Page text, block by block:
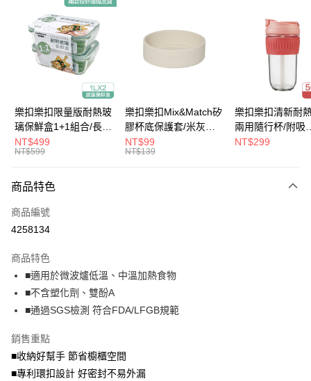
Apple Pay
街口支付
大哥付你分期
相關說明
【大哥付你分期使用說明】
1.本服務由台灣大哥大提供，台灣大哥大用戶可立即使用無須另外申請。
成交易。
4.訂單成立30分鐘內，如未前往確認交易或遇審核未通過，訂單將自動取
消。如遇「轉專審核」未通過狀況，表示未達大哥付你分期系統評分，恕無
1.分期款項不併入電信帳單，「大哥付你分期」於每月結算日後寄送繳費提
醒簡訊。
2.透過簡訊連結打開帳單後，可選擇「超商條碼／台灣大直營門市／銀行轉
帳／街口支付／iPASS MONEY」等通路繳費。
1.本服務係由「台灣大哥大股份有限公司」（以下簡稱本公司）所提供，讓
用戶於交易時，得透過本服務購買商品或服務，並由商店將買賣／分期付款
買賣價金債權讓與本公司後，依約使用本公司帳單繳交帳款。
2.基於同意付款使用「大哥付你分期」之契約關係目的，商店將以您的個人
ATM付款
運送方式
付款後全家取貨
每筆NT$80，滿NT$888(含以上)免運費
每筆NT$80，滿NT$888(含以上)免運費
宅配
每筆NT$120，滿NT$1,000(含以上)免運費
門市取貨-自備購物袋
每筆NT$80，滿NT$500(含以上)免運費
樂扣樂扣限量版耐熱玻
璃保鮮盒1+1組合/長方
形/1L(LLG445KKSP2-
01)
NT$499
NT$599
樂扣樂扣Mix&Match矽
膠杯底保護套/米灰
(BOTTOM-
LHC4343BEG)
NT$99
NT$139
樂扣樂扣清新耐
兩用隨行杯/附吸
管/500ml/粉
NT$299
商品特色
商品編號
4258134
商品特色
■適用於微波爐低溫、中溫加熱食物
■不含塑化劑、雙酚A
■通過SGS檢測 符合FDA/LFGB規範
銷售重點
■收納好幫手 節省櫥櫃空間
■專利環扣設計 好密封不易外漏